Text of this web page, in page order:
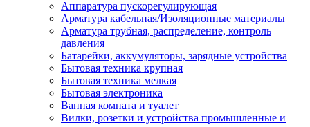
Аппаратура пускорегулирующая
Арматура кабельная/Изоляционные материалы
Арматура трубная, распределение, контроль
давления
Батарейки, аккумуляторы, зарядные устройства
Бытовая техника крупная
Бытовая техника мелкая
Бытовая электроника
Ванная комната и туалет
Вилки, розетки и устройства промышленные и